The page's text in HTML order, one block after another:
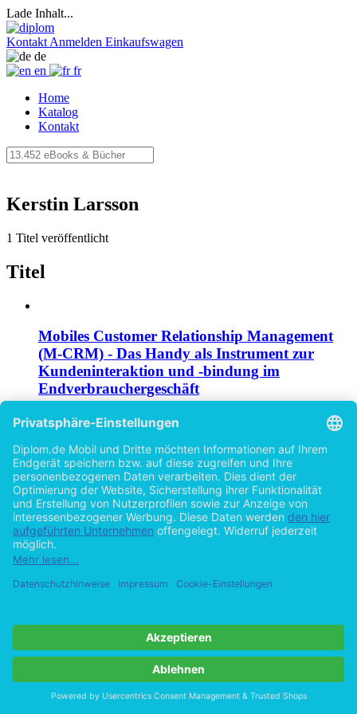
Lade Inhalt...
Kontakt Anmelden Einkaufswagen
de
en
fr
Home
Katalog
Kontakt
Kerstin Larsson
1 Titel veröffentlicht
Titel
Mobiles Customer Relationship Management
(M-CRM) - Das Handy als Instrument zur
Kundeninteraktion und -bindung im
Endverbrauchergeschäft
Chancen - Risiken - Anwendungen - Perspektiven
von Kerstin Larsson (Autor:in)
©2001 Diplomarbeit 136 Seiten
Hilfe/FAQ
Impressum
Datenschutz
AGB
Vertrag widerrufen
Zur Desktop-Version
Cookie-Einstellungen